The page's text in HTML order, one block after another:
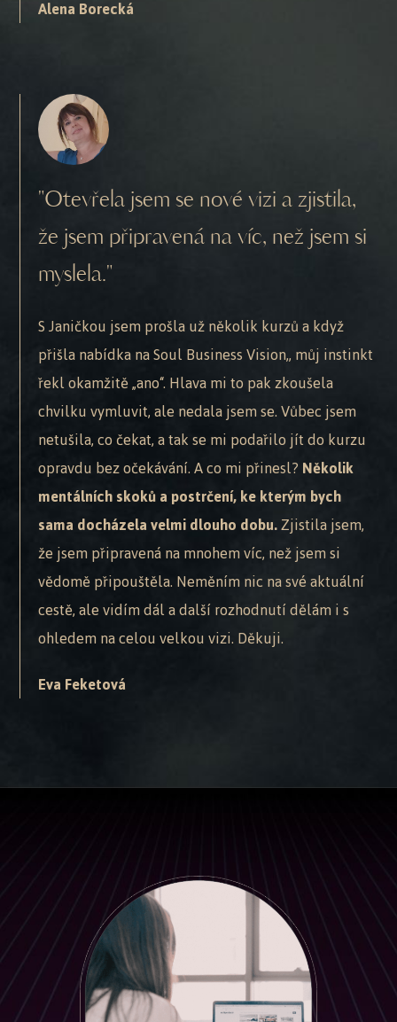
Alena Borecká
"Otevřela jsem se nové vizi a zjistila,
že jsem připravená na víc, než jsem si
myslela."
S Janičkou jsem prošla už několik kurzů a když
přišla nabídka na Soul Business Vision,, můj instinkt
řekl okamžitě „ano“. Hlava mi to pak zkoušela
chvilku vymluvit, ale nedala jsem se. Vůbec jsem
netušila, co čekat, a tak se mi podařilo jít do kurzu
opravdu bez očekávání. A co mi přinesl?Několik
mentálních skoků a postrčení, ke kterým bych
sama docházela velmi dlouho dobu.Zjistila jsem,
že jsem připravená na mnohem víc, než jsem si
vědomě připouštěla. Neměním nic na své aktuální
cestě, ale vidím dál a další rozhodnutí dělám i s
ohledem na celou velkou vizi. Děkuji.
Eva Feketová